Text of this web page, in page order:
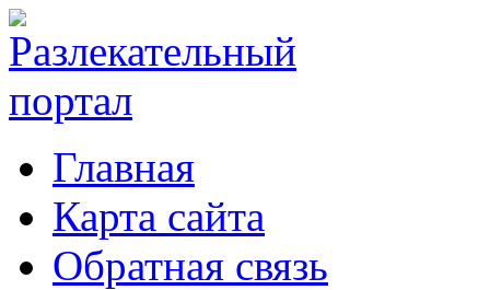
Главная
Карта сайта
Обратная связь